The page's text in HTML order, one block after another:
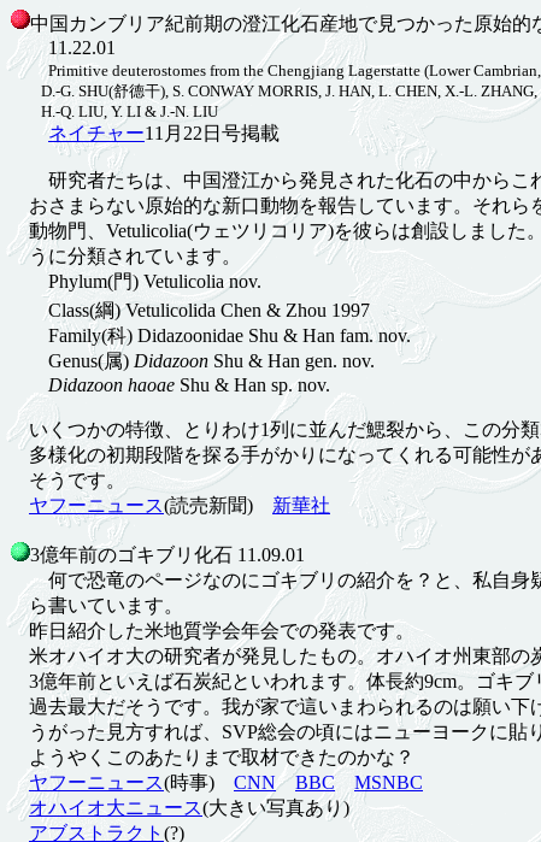
中国カンブリア紀前期の澄江化石産地で見つかった原始的
11.22.01
Primitive deuterostomes from the Chengjiang Lagerstatte (Lower
D.-G. SHU(舒德干), S. CONWAY MORRIS, J. HAN, L. CHEN, X.-L. ZHANG,
H.-Q. LIU, Y. LI & J.-N. LIU
ネイチャー11月22日号掲載
研究者たちは、中国澄江から発見された化石の中からこ
おさまらない原始的な新口動物を報告しています。それら
動物門、Vetulicolia(ウェツリコリア)を彼らは創設しました
うに分類されています。
Phylum(門) Vetulicolia nov.
Class(綱) Vetulicolida Chen & Zhou 1997
Family(科) Didazoonidae Shu & Han fam. nov.
Genus(属) Didazoon Shu & Han gen. nov.
Didazoon haoae Shu & Han sp. nov.
いくつかの特徴、とりわけ1列に並んだ鰓裂から、この分
多様化の初期段階を探る手がかりになってくれる可能性が
そうです。
ヤフーニュース(読売新聞) 新華社
3億年前のゴキブリ化石 11.09.01
何で恐竜のページなのにゴキブリの紹介を？と、私自身
ら書いています。
昨日紹介した米地質学会年会での発表です。
米オハイオ大の研究者が発見したもの。オハイオ州東部の
3億年前といえば石炭紀といわれます。体長約9cm。ゴキブ
過去最大だそうです。我が家で這いまわられるのは願い下
うがった見方すれば、SVP総会の頃にはニューヨークに貼
ようやくこのあたりまで取材できたのかな？
ヤフーニュース(時事) CNN BBC
MSNBC
オハイオ大ニュース(大きい写真あり)
アブストラクト (?)